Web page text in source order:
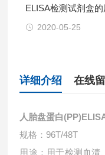
ELISA检测试剂盒
2020-05-25
详细介绍 在线
人胎盘蛋白
规格：96T/48T
用途：用于检测血清